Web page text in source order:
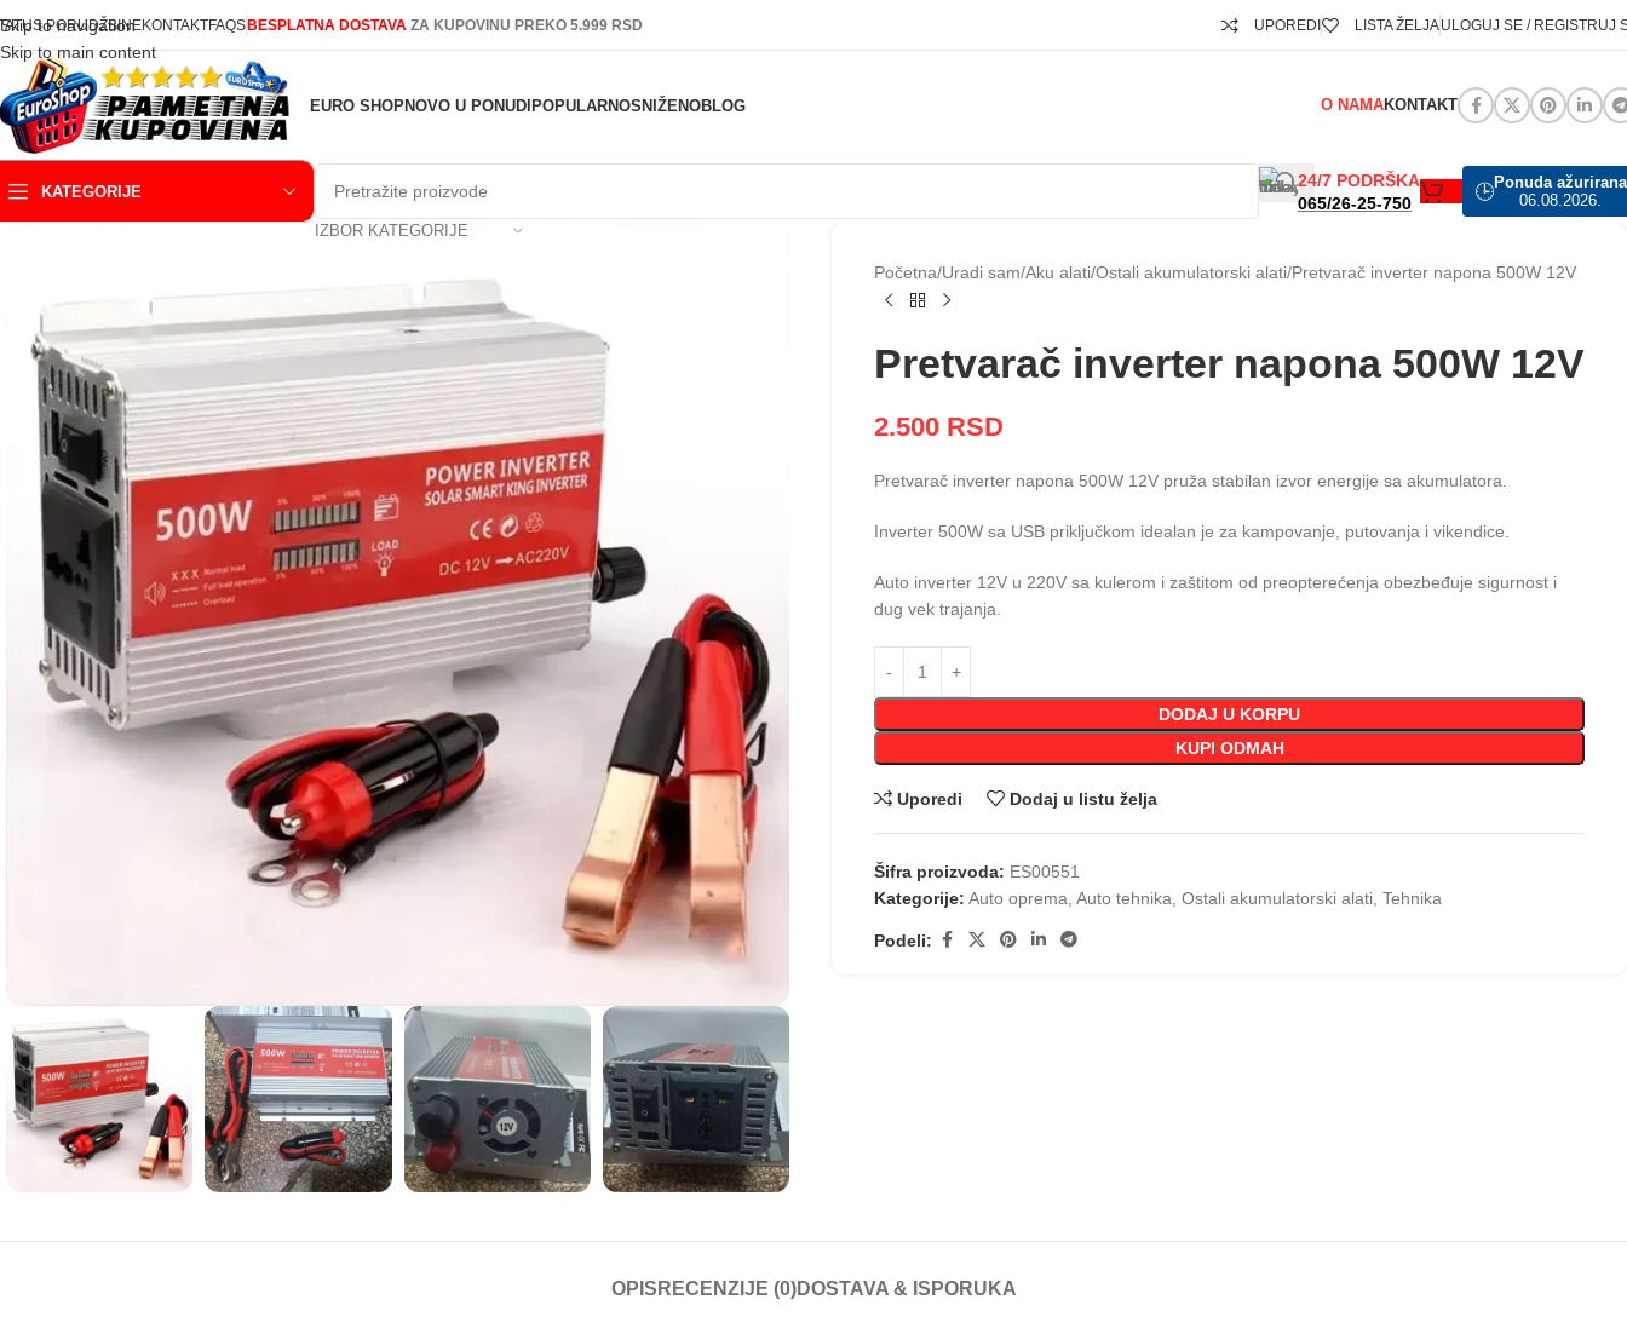
Skip to navigation
Skip to main content
PORUDŽBINEKONTAKTFAQSBESPLATNA DOSTAVA ZA KUPOVINU PREKO 5.999 RSD UPOREDI LISTA ŽELJAULOGUJ SE / REGISTRUJ
EURO SHOPNOVO U PONUDIPOPULARNOSNIŽENOBLOG O NAMAKONTAKT
KATEGORIJE
IZBOR KATEGORIJE
24/7 PODRŠKA
065/26-25-750
🕒Ponuda ažurirana
06.08.2026.
Početna Uradi sam Aku alati Ostali akumulatorski alati Pretvarač inverter napona 500W 12V
Pretvarač inverter napona 500W 12V
2.500 RSD
Pretvarač inverter napona 500W 12V pruža stabilan izvor energije sa akumulatora.
Inverter 500W sa USB priključkom idealan je za kampovanje, putovanja i vikendice.
Auto inverter 12V u 220V sa kulerom i zaštitom od preopterećenja obezbeđuje sigurnost i
dug vek trajanja.
DODAJ U KORPU
KUPI ODMAH
Uporedi Dodaj u listu želja
Šifra proizvoda: ES00551
Kategorije: Auto oprema Auto tehnika Ostali akumulatorski alati Tehnika
Podeli:
OPIS RECENZIJE (0)DOSTAVA & ISPORUKA